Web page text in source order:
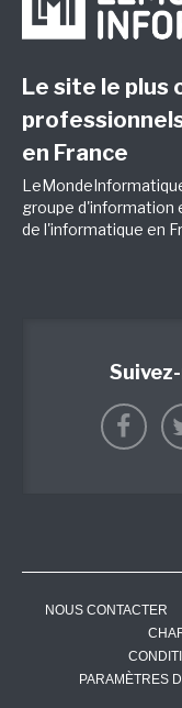
Le site le plus
en France
groupe d'information
de l'informatique en
NOUS CONTACTER
PARAMÈTRES